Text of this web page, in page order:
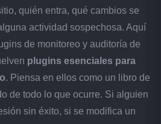
quién entra, qué cambios se
actividad sospechosa. Aquí
de monitoreo y auditoría de
plugins esenciales para
. Piensa en ellos como un libro de
de todo lo que ocurre. Si alguien
sin éxito, si se modifica un